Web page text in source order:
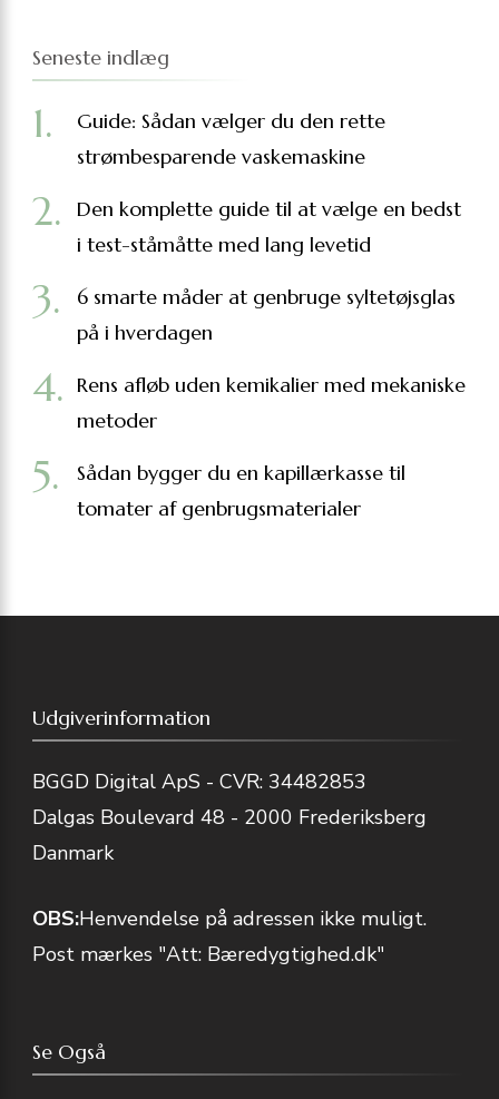
Seneste indlæg
Guide: Sådan vælger du den rette
strømbesparende vaskemaskine
Den komplette guide til at vælge en bedst
i test-ståmåtte med lang levetid
6 smarte måder at genbruge syltetøjsglas
på i hverdagen
Rens afløb uden kemikalier med mekaniske
metoder
Sådan bygger du en kapillærkasse til
tomater af genbrugsmaterialer
Udgiverinformation
BGGD Digital ApS - CVR: 34482853
Dalgas Boulevard 48 - 2000 Frederiksberg
Danmark
OBS:Henvendelse på adressen ikke muligt.
Post mærkes "Att: Bæredygtighed.dk"
Se Også